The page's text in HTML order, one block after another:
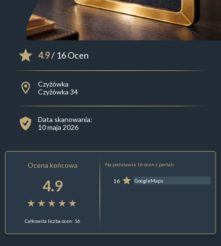
4.9/ 16 Ocen
Czyżówka
Czyżówka 34
Data skanowania:
10 maja 2026
Ocena końcowa
4.9
Całkowita liczba ocen: 16
Na podstawie 16 ocen z portali:
16 GoogleMaps